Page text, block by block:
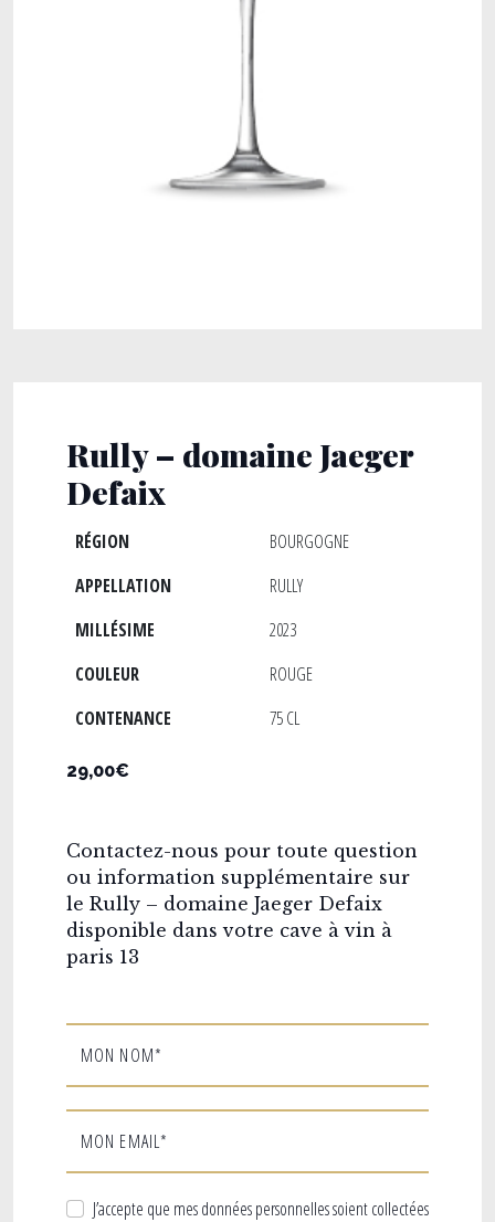
Rully – domaine Jaeger
Defaix
RÉGION
BOURGOGNE
APPELLATION
RULLY
MILLÉSIME
2023
COULEUR
ROUGE
CONTENANCE
75 CL
29,00€
Contactez-nous pour toute question
ou information supplémentaire sur
le Rully – domaine Jaeger Defaix
disponible dans votre cave à vin à
paris 13
MON NOM*
MON EMAIL*
J’accepte que mes données personnelles soient collectées